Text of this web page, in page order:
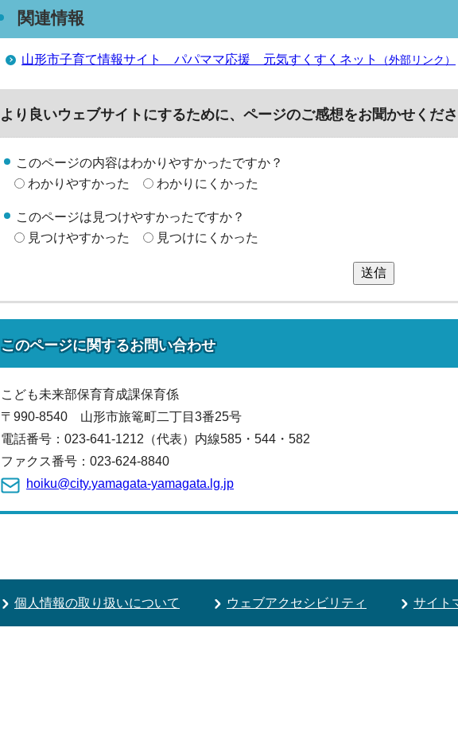
関連情報
山形市子育て情報サイト パパママ応援 元気すくすくネット （外部リンク）
より良いウェブサイトにするために、ページのご感想をお聞かせくだ
このページの内容はわかりやすかったですか？
わかりやすかった
わかりにくかった
このページは見つけやすかったですか？
見つけやすかった
見つけにくかった
送信
このページに関するお問い合わせ
こども未来部保育育成課保育係
〒990-8540 山形市旅篭町二丁目3番25号
電話番号： 023-641-1212（代表） 内線585・544・582
ファクス番号：023-624-8840
hoiku@city.yamagata-yamagata.lg.jp
個人情報の取り扱いについて ウェブアクセシビリティ サイト